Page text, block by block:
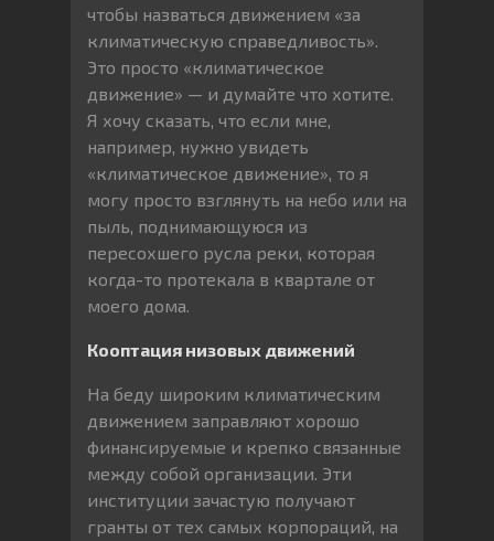
чтобы назваться движением «за
климатическую справедливость».
Это просто «климатическое
движение» — и думайте что хотите.
Я хочу сказать, что если мне,
например, нужно увидеть
«климатическое движение», то я
могу просто взглянуть на небо или на
пыль, поднимающуюся из
пересохшего русла реки, которая
когда-то протекала в квартале от
моего дома.
Кооптация низовых движений
На беду широким климатическим
движением заправляют хорошо
финансируемые и крепко связанные
между собой организации. Эти
институции зачастую получают
гранты от тех самых корпораций, на